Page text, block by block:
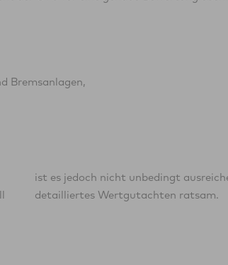
Bremsanlagen,
detailliertes Wertgutachten ratsam.